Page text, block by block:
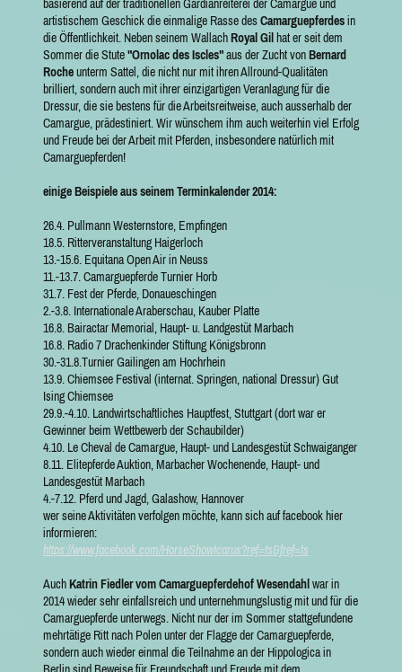
basierend auf der traditionellen Gardianreiterei der Camargue und
artistischem Geschick die einmalige Rasse desCamarguepferdesin
die Öffentlichkeit. Neben seinem WallachRoyal Gil hat er seit dem
Sommer die Stute"Ornolac des Iscles"aus der Zucht vonBernard
Rocheunterm Sattel, die nicht nur mit ihren Allround-Qualitäten
brilliert, sondern auch mit ihrer einzigartigen Veranlagung für die
Dressur, die sie bestens für die Arbeitsreitweise, auch ausserhalb der
Camargue, prädestiniert. Wir wünschem ihm auch weiterhin viel Erfolg
und Freude bei der Arbeit mit Pferden, insbesondere natürlich mit
Camarguepferden!
einige Beispiele aus seinem Terminkalender 2014:
26.4. Pullmann Westernstore, Empfingen
18.5. Ritterveranstaltung Haigerloch
13.-15.6. Equitana Open Air in Neuss
11.-13.7. Camarguepferde Turnier Horb
31.7. Fest der Pferde, Donaueschingen
2.-3.8. Internationale Araberschau, Kauber Platte
16.8. Bairactar Memorial, Haupt- u. Landgestüt Marbach
16.8. Radio 7 Drachenkinder Stiftung Königsbronn
30.-31.8.Turnier Gailingen am Hochrhein
13.9. Chiemsee Festival (internat. Springen, national Dressur) Gut
Ising Chiemsee
29.9.-4.10. Landwirtschaftliches Hauptfest, Stuttgart (dort war er
Gewinner beim Wettbewerb der Schaubilder)
4.10. Le Cheval de Camargue, Haupt- und Landesgestüt Schwaiganger
8.11. Elitepferde Auktion, Marbacher Wochenende, Haupt- und
Landesgestüt Marbach
4.-7.12. Pferd und Jagd, Galashow, Hannover
wer seine Aktivitäten verfolgen möchte, kann sich auf facebook hier
informieren:
https://www.facebook.com/HorseShowIcarus?ref=ts&fref=ts
AuchKatrin Fiedler vom Camarguepferdehof Wesendahl war in
2014 wieder sehr einfallsreich und unternehmungslustig mit und für die
Camarguepferde unterwegs. Nicht nur der im Sommer stattgefundene
mehrtätige Ritt nach Polen unter der Flagge der Camarguepferde,
sondern auch wieder einmal die Teilnahme an der Hippologica in